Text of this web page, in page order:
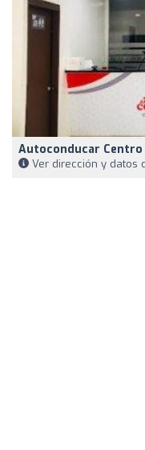
Autoconducar
Ver dirección y datos